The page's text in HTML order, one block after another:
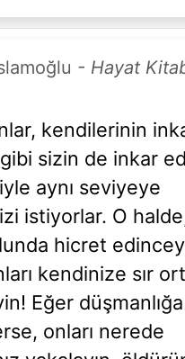
- Hayat
kendilerinin
sizin de inkar
aynı seviyeye
istiyorlar. O
hicret
kendinize sır
Eğer düşmanlığa
onları nerede